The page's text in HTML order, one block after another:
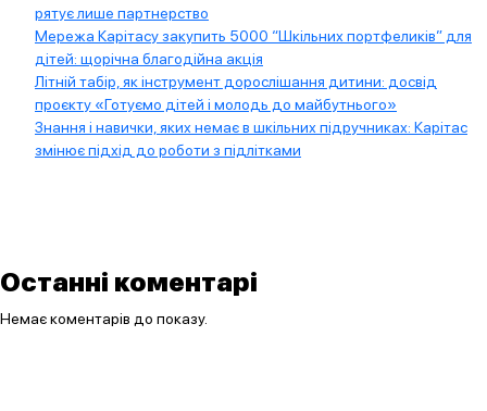
рятує лише партнерство
Мережа Карітасу закупить 5000 “Шкільних портфеликів” для
дітей: щорічна благодійна акція
Літній табір, як інструмент дорослішання дитини: досвід
проєкту «Готуємо дітей і молодь до майбутнього»
Знання і навички, яких немає в шкільних підручниках: Карітас
змінює підхід до роботи з підлітками
Останні коментарі
Немає коментарів до показу.